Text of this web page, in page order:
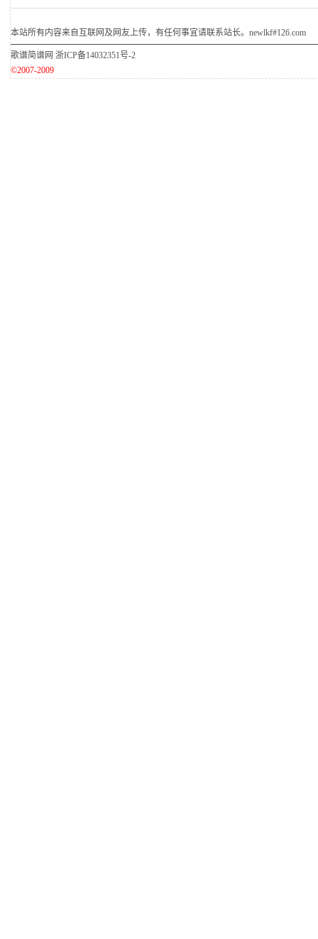
本站所有内容来自互联网及网友上传，有任何事宜请联系站长。newlkf#126.com
歌谱简谱网 浙ICP备14032351号-2
©2007-2009